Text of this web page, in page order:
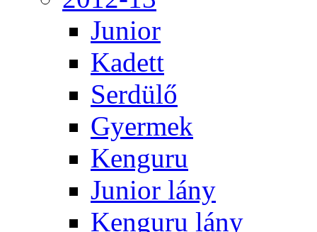
Junior
Kadett
Serdülő
Gyermek
Kenguru
Junior lány
Kenguru lány